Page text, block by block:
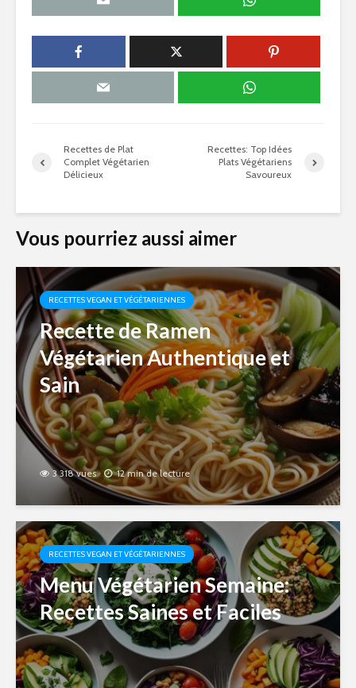
Recettes de Plat
Complet Végétarien
Délicieux
Recettes: Top Idées
Plats Végétariens
Savoureux
Vous pourriez aussi aimer
RECETTES VEGAN ET VÉGÉTARIENNES
Recette de Ramen
Végétarien Authentique et
Sain
3 318 vues 12 min de lecture
RECETTES VEGAN ET VÉGÉTARIENNES
Menu Végétarien Semaine:
Recettes Saines et Faciles